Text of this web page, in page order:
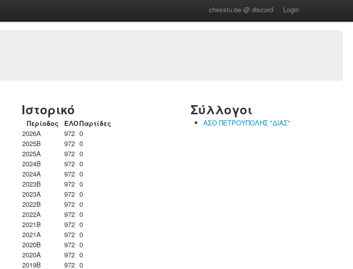
chesstu.be @ discord Login
Ιστορικό
Περίοδος ΕΛΟΠαρτίδες
2026A
972 0
2025B
972 0
2025A
972 0
2024B
972 0
2024A
972 0
2023B
972 0
2023Α
972 0
2022B
972 0
2022A
972 0
2021B
972 0
2021A
972 0
2020B
972 0
2020A
972 0
2019B
972 0
Σύλλογοι
ΑΣΟ ΠΕΤΡΟΥΠΟΛΗΣ "ΔΙΑΣ"